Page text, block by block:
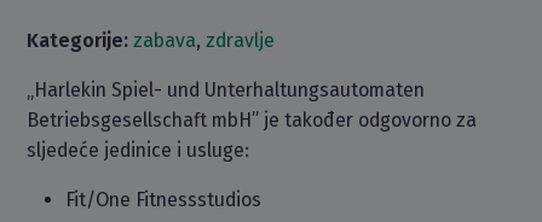
Kategorije: zabava,zdravlje
„Harlekin Spiel- und Unterhaltungsautomaten
Betriebsgesellschaft mbH” je također odgovorno za
sljedeće jedinice i usluge:
Fit/One Fitnessstudios